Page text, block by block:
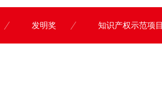
发明奖 知识产权示范项目